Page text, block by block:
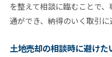
を整えて相談に臨むことで
通ができ、納得のいく取引に
土地売却の相談時に避けた